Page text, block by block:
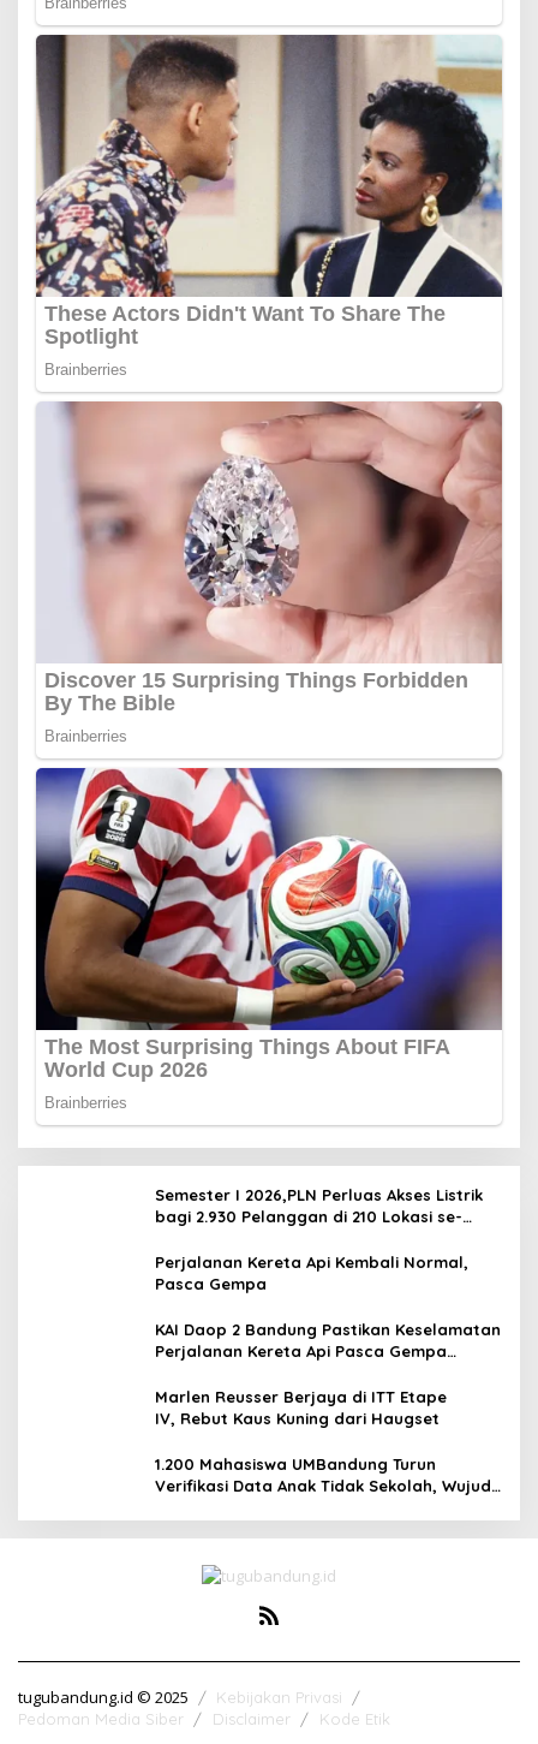
Semester I 2026,PLN Perluas Akses Listrik
bagi 2.930 Pelanggan di 210 Lokasi se-
Perjalanan Kereta Api Kembali Normal,
Pasca Gempa
KAI Daop 2 Bandung Pastikan Keselamatan
Perjalanan Kereta Api Pasca Gempa
Berlangsung
Marlen Reusser Berjaya di ITT Etape
IV, Rebut Kaus Kuning dari Haugset
1.200 Mahasiswa UMBandung Turun
Verifikasi Data Anak Tidak Sekolah, Wujud
tugubandung.id © 2025
Kebijakan Privasi
Pedoman Media Siber
Disclaimer Kode Etik